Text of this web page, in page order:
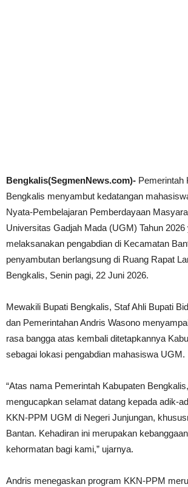
Bengkalis(SegmenNews.com)- Pemerintah
Bengkalis menyambut kedatangan
Nyata-Pembelajaran Pemberdayaan
Universitas Gadjah Mada (UGM) Tahun 2026
melaksanakan pengabdian di Kecamatan
penyambutan berlangsung di Ruang Rapat
Bengkalis, Senin pagi, 22 Juni 2026.
Mewakili Bupati Bengkalis, Staf Ahli Bupati
dan Pemerintahan Andris Wasono
rasa bangga atas kembali ditetapkannya
sebagai lokasi pengabdian mahasiswa UGM.
“Atas nama Pemerintah Kabupaten
mengucapkan selamat datang kepada adik-
KKN-PPM UGM di Negeri Junjungan,
Bantan. Kehadiran ini merupakan
kehormatan bagi kami,” ujarnya.
Andris menegaskan program KKN-PPM